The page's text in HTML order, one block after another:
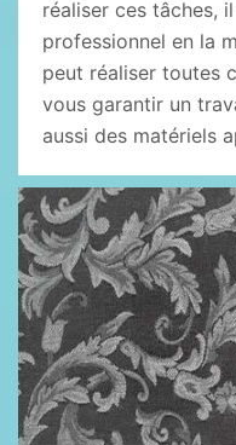
réaliser ces tâches,
professionnel en la
peut réaliser toutes
vous garantir un
aussi des matériels